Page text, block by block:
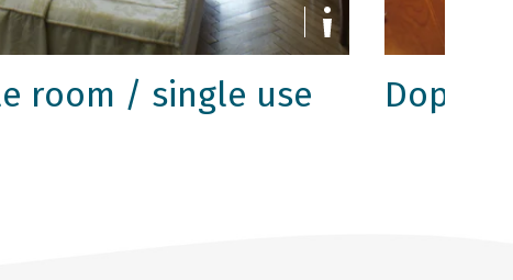
room / single use